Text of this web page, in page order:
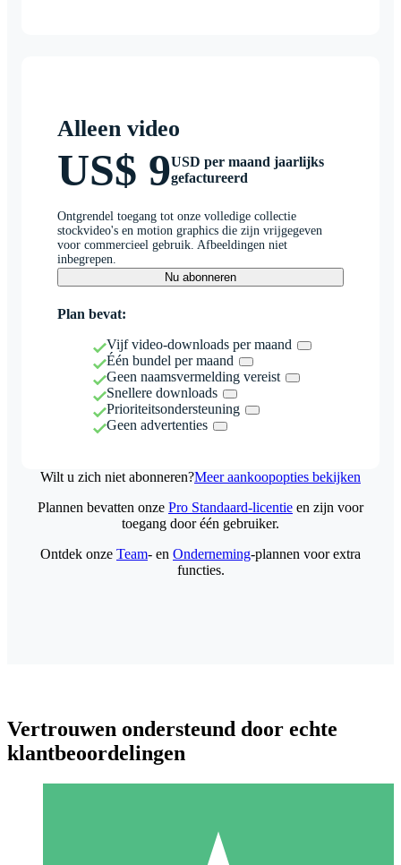
Alleen video
US$ 9USD per maand jaarlijks
gefactureerd
Ontgrendel toegang tot onze volledige collectie
stockvideo's en motion graphics die zijn vrijgegeven
voor commercieel gebruik. Afbeeldingen niet
inbegrepen.
Nu abonneren
Plan bevat:
Vijf video-downloads per maand
Één bundel per maand
Geen naamsvermelding vereist
Snellere downloads
Prioriteitsondersteuning
Geen advertenties
Wilt u zich niet abonneren?Meer aankoopopties bekijken
Plannen bevatten onze Pro Standaard-licentie en zijn voor
toegang door één gebruiker.
Ontdek onze Team- en Onderneming-plannen voor extra
functies.
Vertrouwen ondersteund door echte
klantbeoordelingen